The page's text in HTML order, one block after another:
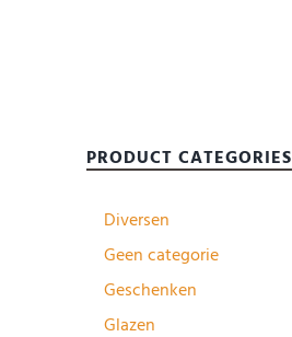
PRODUCT CATEGORIES
Diversen
Geen categorie
Geschenken
Glazen